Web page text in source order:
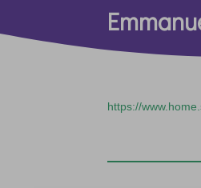
https://